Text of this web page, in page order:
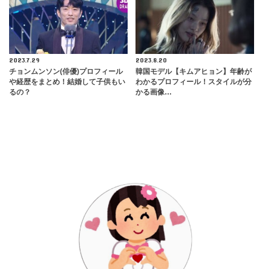
2023.7.29
チョンムンソン(俳優)プロフィール
や経歴をまとめ！結婚して子供もい
るの？
2023.8.20
韓国モデル【キムアヒョン】年齢が
わかるプロフィール！スタイルが分
かる画像…